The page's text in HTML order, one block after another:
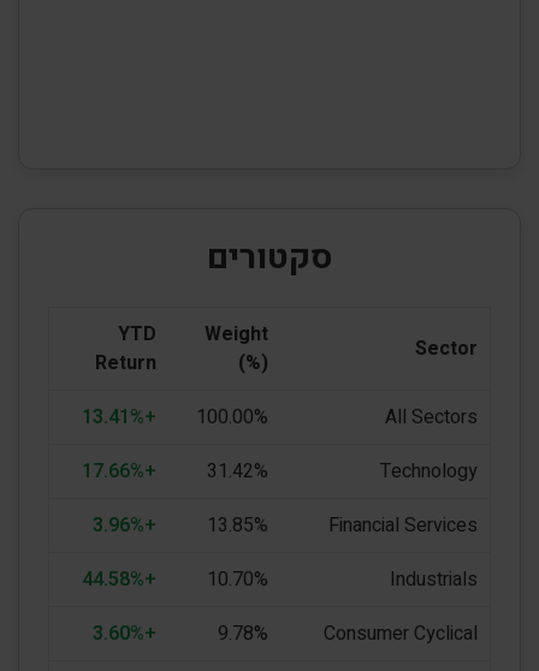
סקטורים
Sector
Weight
(%)
YTD
Return
All Sectors
100.00%
+13.41%
Technology
31.42%
+17.66%
Financial Services
13.85%
+3.96%
Industrials
10.70%
+44.58%
Consumer Cyclical
9.78%
+3.60%